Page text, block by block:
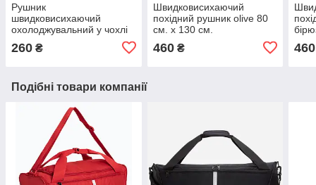
Рушник
швидковисихаючий
охолоджувальний у чохлі
260 ₴
Швидковисихаючий
похідний рушник olive 80
см. х 130 см.
460₴ 460
Подібні товари компанії